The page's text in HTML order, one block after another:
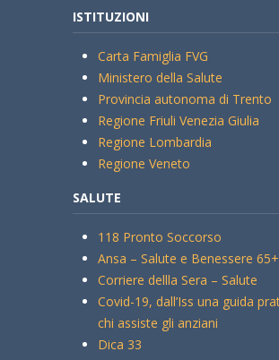
ISTITUZIONI
Carta Famiglia FVG
Ministero della Salute
Provincia autonoma di Trento
Regione Friuli Venezia Giulia
Regione Lombardia
Regione Veneto
SALUTE
118 Pronto Soccorso
Ansa – Salute e Benessere 65+
Corriere dellla Sera – Salute
Covid-19, dall’Iss una guida
chi assiste gli anziani
Dica 33